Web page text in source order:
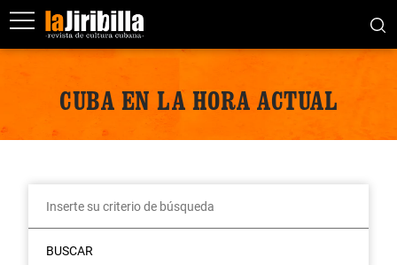
CUBA EN LA HORA ACTUAL
BUSCAR